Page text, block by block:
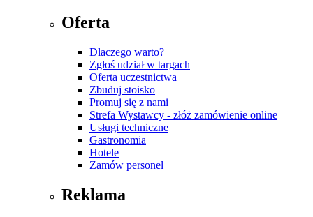
Oferta
Dlaczego warto?
Zgłoś udział w targach
Oferta uczestnictwa
Zbuduj stoisko
Promuj się z nami
Strefa Wystawcy - złóż zamówienie online
Usługi techniczne
Gastronomia
Hotele
Zamów personel
Reklama